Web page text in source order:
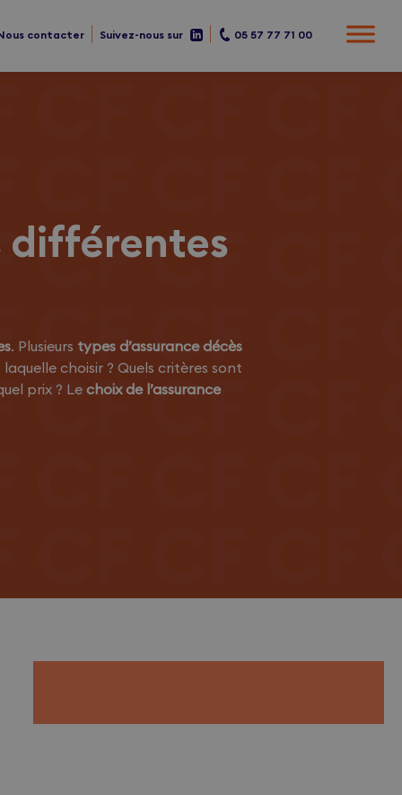
contacter Suivez-nous sur 05 57 77 71 00
différentes
. Plusieurs types d’assurance décès
laquelle choisir ? Quels critères sont
prix ? Lechoix de l’assurance